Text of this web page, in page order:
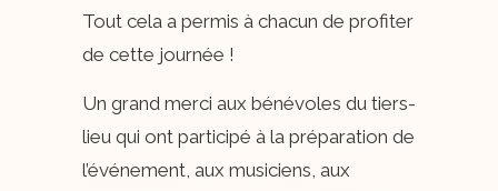
Tout cela a permis à chacun de profiter
de cette journée !
Un grand merci aux bénévoles du tiers-
lieu qui ont participé à la préparation de
l’événement, aux musiciens, aux